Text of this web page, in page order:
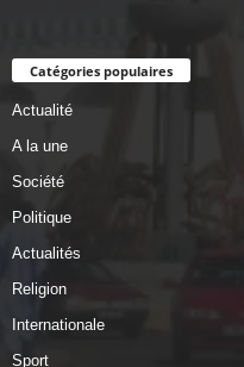
Catégories populaires
Actualité
A la une
Société
Politique
Actualités
Religion
Internationale
Sport